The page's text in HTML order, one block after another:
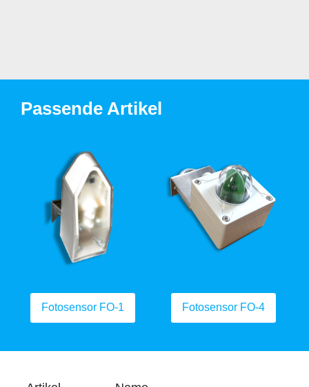
Passende Artikel
Fotosensor FO-1 Fotosensor FO-4